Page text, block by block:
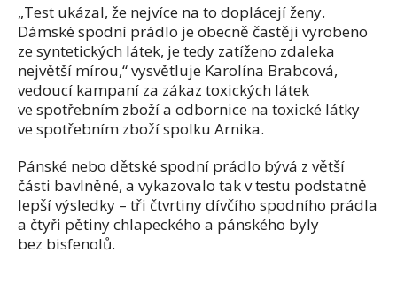
„Test ukázal, že nejvíce na to doplácejí ženy.
Dámské spodní prádlo je obecně častěji vyrobeno
ze syntetických látek, je tedy zatíženo zdaleka
největší mírou,“ vysvětluje Karolína Brabcová,
vedoucí kampaní za zákaz toxických látek
ve spotřebním zboží a odbornice na toxické látky
ve spotřebním zboží spolku Arnika.
Pánské nebo dětské spodní prádlo bývá z větší
části bavlněné, a vykazovalo tak v testu podstatně
lepší výsledky – tři čtvrtiny dívčího spodního prádla
a čtyři pětiny chlapeckého a pánského byly
bez bisfenolů.